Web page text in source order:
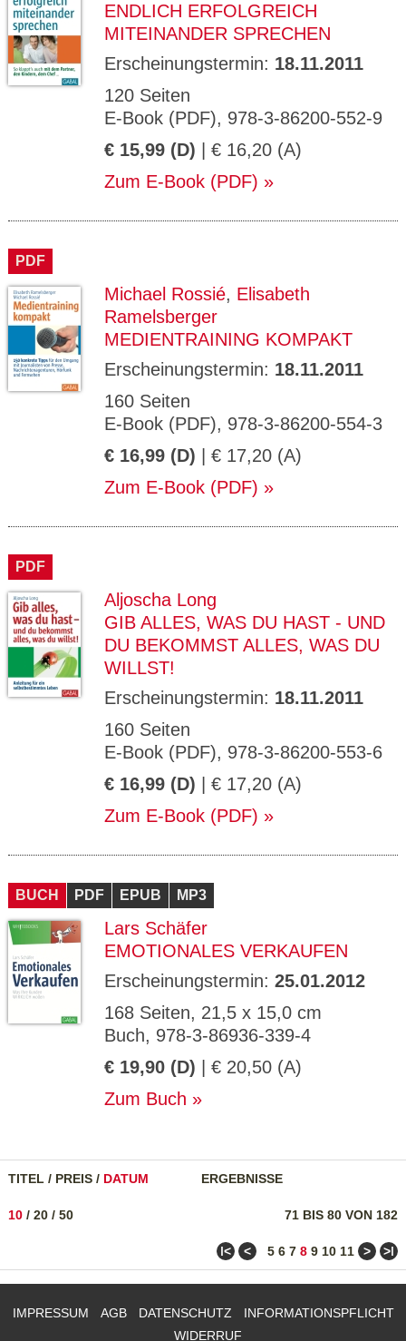
ENDLICH ERFOLGREICH
MITEINANDER SPRECHEN
Erscheinungstermin: 18.11.2011
120 Seiten
E-Book (PDF), 978-3-86200-552-9
€ 15,99 (D) | € 16,20 (A)
Zum E-Book (PDF)
PDF
Michael Rossié, Elisabeth
Ramelsberger
MEDIENTRAINING KOMPAKT
Erscheinungstermin: 18.11.2011
160 Seiten
E-Book (PDF), 978-3-86200-554-3
€ 16,99 (D) | € 17,20 (A)
Zum E-Book (PDF)
PDF
Aljoscha Long
GIB ALLES, WAS DU HAST - UND
DU BEKOMMST ALLES, WAS DU
WILLST!
Erscheinungstermin: 18.11.2011
160 Seiten
E-Book (PDF), 978-3-86200-553-6
€ 16,99 (D) | € 17,20 (A)
Zum E-Book (PDF)
BUCH PDF EPUB MP3
Lars Schäfer
EMOTIONALES VERKAUFEN
Erscheinungstermin: 25.01.2012
168 Seiten, 21,5 x 15,0 cm
Buch, 978-3-86936-339-4
€ 19,90 (D) | € 20,50 (A)
Zum Buch
TITEL / PREIS / DATUM ERGEBNISSE
71 BIS 80 VON 182
10 / 20 / 50
ǀ< < 5 6 7 8 9 10 11 > >ǀ
IMPRESSUM AGB DATENSCHUTZ
INFORMATIONSPFLICHT
WIDERRUF